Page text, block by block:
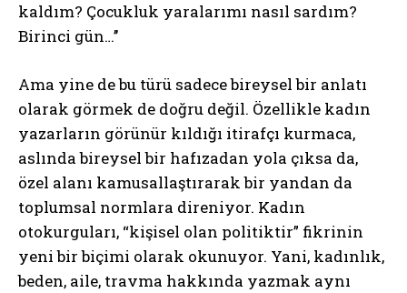
kaldım? Çocukluk yaralarımı nasıl sardım?
Birinci gün…’’
Ama yine de bu türü sadece bireysel bir anlatı
olarak görmek de doğru değil. Özellikle kadın
yazarların görünür kıldığı itirafçı kurmaca,
aslında bireysel bir hafızadan yola çıksa da,
özel alanı kamusallaştırarak bir yandan da
toplumsal normlara direniyor. Kadın
otokurguları, “kişisel olan politiktir” fikrinin
yeni bir biçimi olarak okunuyor. Yani, kadınlık,
beden, aile, travma hakkında yazmak aynı